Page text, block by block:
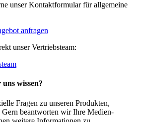
unser Kontaktformular für allgemeine
anfragen
unser Vertriebsteam:
wissen?
Fragen zu unseren Produkten,
Gern beantworten wir Ihre Medien-